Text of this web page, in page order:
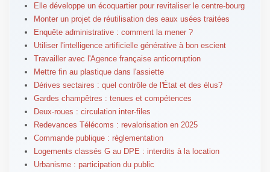
Elle développe un écoquartier pour revitaliser le centre-bourg
Monter un projet de réutilisation des eaux usées traitées
Enquête administrative : comment la mener ?
Utiliser l'intelligence artificielle générative à bon escient
Travailler avec l'Agence française anticorruption
Mettre fin au plastique dans l'assiette
Dérives sectaires : quel contrôle de l'État et des élus?
Gardes champêtres : tenues et compétences
Deux-roues : circulation inter-files
Redevances Télécoms : revalorisation en 2025
Commande publique : règlementation
Logements classés G au DPE : interdits à la location
Urbanisme : participation du public